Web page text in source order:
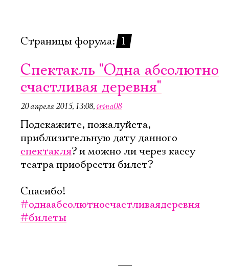
Страницы форума: 1
Спектакль "Одна абсолютно
счастливая деревня"
20 апреля 2015, 13:08,irina08
Подскажите, пожалуйста,
приблизительную дату данного
спектакля? и можно ли через кассу
театра приобрести билет?
Спасибо!
#однаабсолютносчастливаядеревня
#билеты
Электропочта
Имя